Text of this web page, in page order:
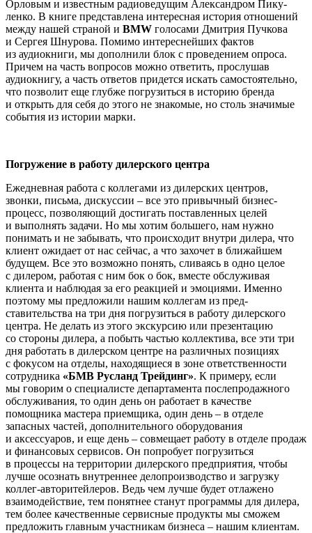
Орловым и извест­ным радиоведущим Александром Пику­
ленко. В книге представлена интересная история отношений
между нашей страной и BMW голосами Дмитрия Пучкова
и Сер­гея Шнурова. Помимо интереснейших фактов
из аудиокниги, мы дополнили блок с проведением опроса.
Причем на часть вопросов можно ответить, прослушав
аудиокнигу, а часть ответов придется искать самостоятельно,
что позволит еще глубже погрузиться в историю бренда
и открыть для себя до этого не знакомые, но столь значимые
события из истории марки.
Погружение в работу дилерского центра
Ежедневная работа с коллегами из дилер­ских центров,
звонки, письма, дискус­сии – все это привычный бизнес-
процесс, позволяющий достигать поставленных целей
и выполнять задачи. Но мы хотим большего, нам нужно
понимать и не забы­вать, что происходит внутри дилера, что
клиент ожидает от нас сейчас, а что захо­чет в ближайшем
будущем. Все это воз­можно понять, сливаясь в одно целое
с дилером, работая с ним бок о бок, вместе обслуживая
клиента и наблюдая за его реакцией и эмоциями. Именно
поэтому мы предложили нашим коллегам из пред­
ставительства на три дня погрузиться в работу дилерского
центра. Не делать из этого экскурсию или презентацию
со сто­роны дилера, а побыть частью коллектива, все эти три
дня работать в дилерском цен­тре на различных позициях
с фокусом на отделы, находящиеся в зоне ответственно­сти
сотрудника «БМВ Русланд Трейдинг». К примеру, если
мы говорим о специали­сте департамента послепродажного
обслу­живания, то один день он работает в каче­стве
помощника мастера приемщика, один день – в отделе
запасных частей, дополнительного оборудования
и аксессуаров, и еще день – совмещает работу в отделе продаж
и финансовых сервисов. Он попробует погрузиться
в процессы на территории дилерского предприятия, чтобы
лучше осознать внутреннее дело­производство и загрузку
коллег-автори­тейлеров. Ведь чем лучше будет отлажено
взаимодействие, тем понятнее станут про­граммы для дилера,
тем более качествен­ные сервисные продукты мы сможем
пред­ложить главным участникам бизнеса – нашим клиентам.